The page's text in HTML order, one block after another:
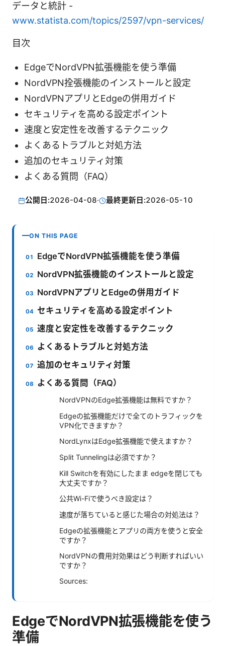
データと統計 -
www.statista.com/topics/2597/vpn-services/
目次
EdgeでNordVPN拡張機能を使う準備
NordVPN拴張機能のインストールと設定
NordVPNアプリとEdgeの併用ガイド
セキュリティを高める設定ポイント
速度と安定性を改善するテクニック
よくあるトラブルと対処方法
追加のセキュリティ対策
よくある質問（FAQ）
公開日:2026-04-08· 最終更新日:2026-05-10
ON THIS PAGE
EdgeでNordVPN拡張機能を使う準備
NordVPN拡張機能のインストールと設定
NordVPNアプリとEdgeの併用ガイド
セキュリティを高める設定ポイント
速度と安定性を改善するテクニック
よくあるトラブルと対処方法
追加のセキュリティ対策
よくある質問（FAQ）
NordVPNのEdge拡張機能は無料ですか？
Edgeの拡張機能だけで全てのトラフィックを
VPN化できますか？
NordLynxはEdge拡張機能で使えますか？
Split Tunnelingは必須ですか？
Kill Switchを有効にしたまま edgeを閉じても
大丈夫ですか？
公共Wi-Fiで使うべき設定は？
速度が落ちていると感じた場合の対処法は？
Edgeの拡張機能とアプリの両方を使うと安全
ですか？
NordVPNの費用対効果はどう判断すればいい
ですか？
Sources:
EdgeでNordVPN拡張機能を使う
準備